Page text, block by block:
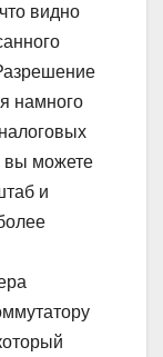
видно
намного
вы можете
и